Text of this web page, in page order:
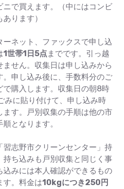
ニで買えます。（中にはコンビ
ります）
ーネット、ファックスで申し込
1世帯1日5点 までです。引っ越
ません。収集日は申し込みから
。申し込み後に、手数料分のご
で購入します。収集日の朝8時
みに貼り付けて、申し込み時
ます。戸別収集の手順は他の市
となります。
習志野市クリーンセンター」持
持ち込みも戸別収集と同じく事
みには本人確認ができるもの
す。料金は10kgにつき250円